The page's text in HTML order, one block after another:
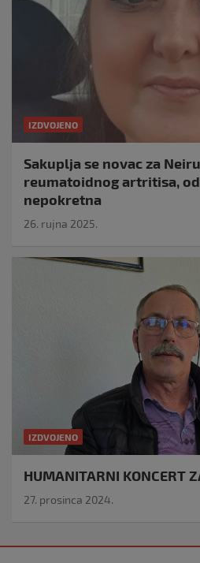
IZDVOJENO
Sakuplja se novac za
reumatoidnog artritisa,
nepokretna
26. rujna 2025.
IZDVOJENO
HUMANITARNI KONCERT
27. prosinca 2024.